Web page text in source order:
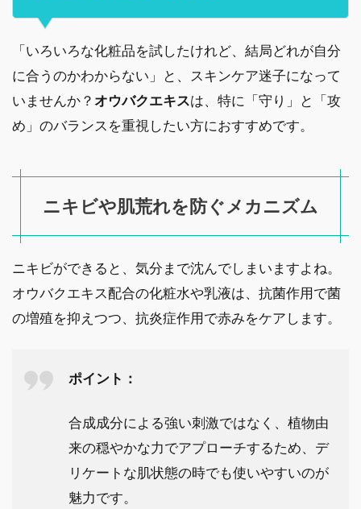
「いろいろな化粧品を試したけれど、結局どれが自分
に合うのかわからない」と、スキンケア迷子になって
いませんか？ オウバクエキスは、特に「守り」と「攻
め」のバランスを重視したい方におすすめです。
ニキビや肌荒れを防ぐメカニズム
ニキビができると、気分まで沈んでしまいますよね。
オウバクエキス配合の化粧水や乳液は、抗菌作用で菌
の増殖を抑えつつ、抗炎症作用で赤みをケアします。
ポイント：
合成成分による強い刺激ではなく、植物由
来の穏やかな力でアプローチするため、デ
リケートな肌状態の時でも使いやすいのが
魅力です。